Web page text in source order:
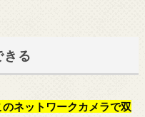
る
のネットワークカメラで双